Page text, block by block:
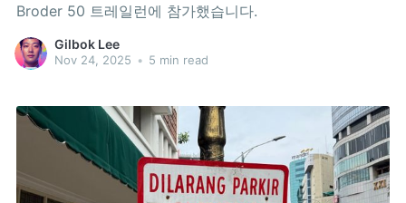
Broder 50 트레일런에 참가했습니다.
Gilbok Lee
Nov 24, 2025 • 5 min read